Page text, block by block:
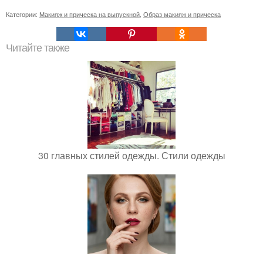
Категории: Макияж и прическа на выпускной Образ макияж и прическа
Читайте также
30 главных стилей одежды. Стили одежды